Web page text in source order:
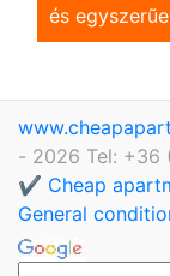
és
- 2026 Tel: +36
✔️ Cheap
General